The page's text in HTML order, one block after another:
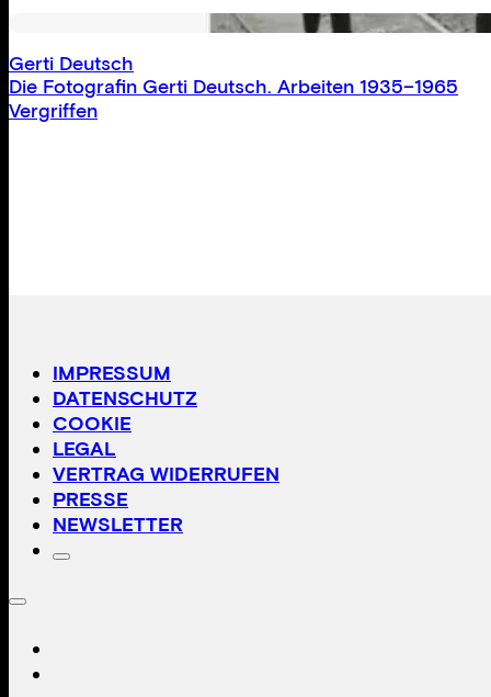
Gerti Deutsch
Die Fotografin Gerti Deutsch. Arbeiten 1935–1965
Vergriffen
IMPRESSUM
DATENSCHUTZ
COOKIE
LEGAL
VERTRAG WIDERRUFEN
PRESSE
NEWSLETTER